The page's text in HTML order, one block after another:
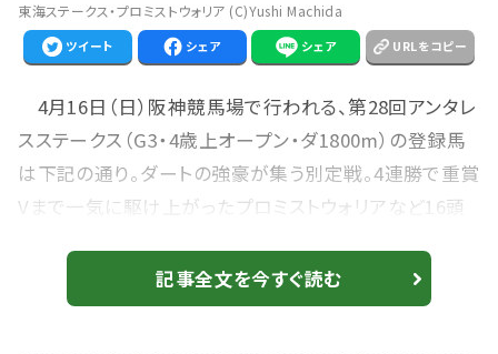
東海ステークス・プロミストウォリア (C)Yushi Machida
ツイート シェア シェア URLをコピー
4月16日（日）阪神競馬場で行われる、第28回アンタレ
スステークス（G3・4歳上オープン・ダ1800m）の登録馬
は下記の通り。ダートの強豪が集う別定戦。4連勝で重賞
Vまで一気に駆け上がったプロミストウォリアなど16頭
リアが重賞初制覇…ヴァンヤールはスタートで落馬 16
頭が登録 ヴァルツァーシャル 57.0 ヴァンヤール
記事全文を今すぐ読む